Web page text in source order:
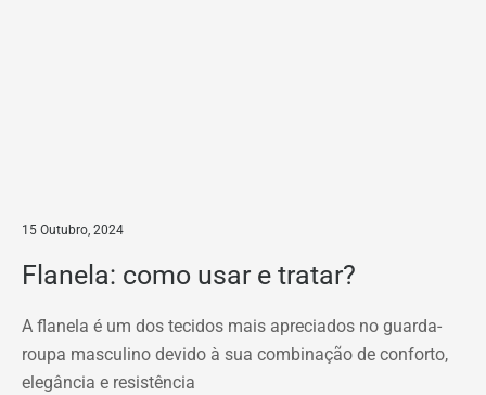
15 Outubro, 2024
Flanela: como usar e tratar?
A flanela é um dos tecidos mais apreciados no guarda-
roupa masculino devido à sua combinação de conforto,
elegância e resistência